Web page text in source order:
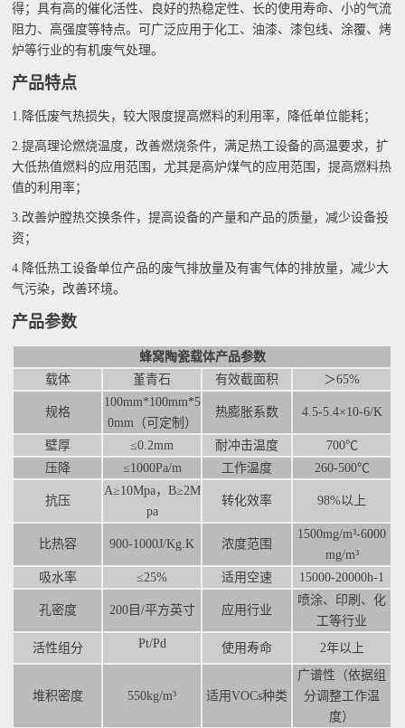
得；具有高的催化活性、良好的热稳定性、长的使用寿命、小的气流
阻力、高强度等特点。可广泛应用于化工、油漆、漆包线、涂覆、烤
炉等行业的有机废气处理。
产品特点
1.降低废气热损失，较大限度提高燃料的利用率，降低单位能耗；
2.提高理论燃烧温度，改善燃烧条件，满足热工设备的高温要求，扩
大低热值燃料的应用范围，尤其是高炉煤气的应用范围，提高燃料热
值的利用率；
3.改善炉膛热交换条件，提高设备的产量和产品的质量，减少设备投
资；
4.降低热工设备单位产品的废气排放量及有害气体的排放量，减少大
气污染，改善环境。
产品参数
蜂窝陶瓷载体产品参数
载体
堇青石 有效截面积 ＞65%
规格
100mm*100mm*5
0mm（可定制）
热膨胀系数 4.5-5.4×10-6/K
壁厚 ≤0.2mm 耐冲击温度
700℃
压降
≤1000Pa/m 工作温度 260-500℃
抗压
A≥10Mpa，B≥2M
pa
转化效率 98%以上
比热容 900-1000J/Kg.K 浓度范围
1500mg/m³-6000
mg/m³
吸水率
≤25% 适用空速 15000-20000h-1
孔密度 200目/平方英寸 应用行业
喷涂、印刷、化
工等行业
活性组分
Pt/Pd 使用寿命 2年以上
堆积密度 550kg/m³ 适用VOCs种类
广谱性（依据组
分调整工作温
度）